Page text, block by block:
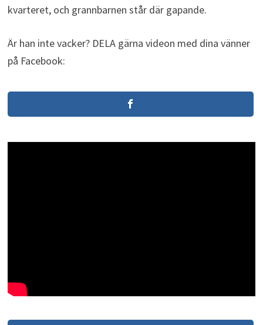
kvarteret, och grannbarnen står där gapande.
Är han inte vacker? DELA gärna videon med dina vänner
på Facebook: